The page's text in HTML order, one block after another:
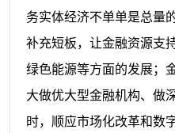
务实体经济不单单是总量
补充短板，让金融资源支
绿色能源等方面的发展；
大做优大型金融机构、做
时，顺应市场化改革和数